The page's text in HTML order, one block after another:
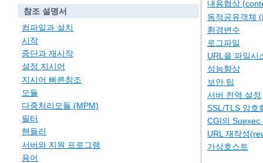
참조 설명서
컴파일과 설치
시작
중단과 재시작
설정 지시어
지시어 빠른참조
모듈
다중처리모듈 (MPM)
필터
핸들러
서버와 지원 프로그램
용어
내용협상
동적공유객체
환경변수
로그파일
URL을 파일시
성능향상
보안 팁
서버 전역 설정
SSL/TLS 암호
CGI의 Suexec
URL 재작성
가상호스트